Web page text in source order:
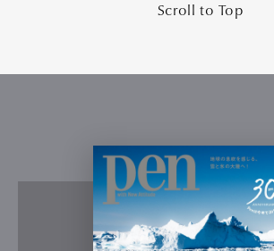
Scroll to Top